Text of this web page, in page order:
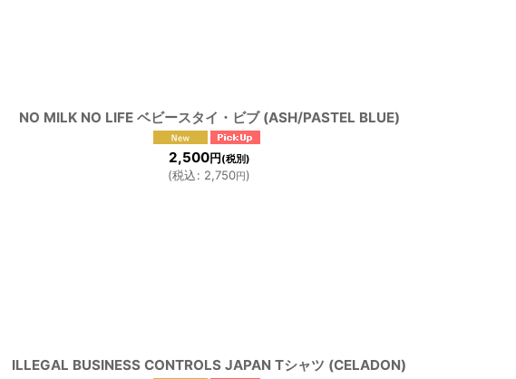
NO MILK NO LIFE ベビースタイ・ビブ (ASH/PASTEL BLUE)
2,500円(税別)
(税込: 2,750円)
ILLEGAL BUSINESS CONTROLS JAPAN Tシャツ (CELADON)